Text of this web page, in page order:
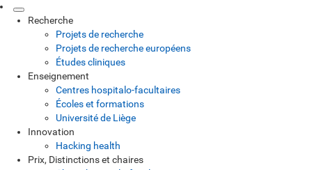
Recherche
Projets de recherche
Projets de recherche européens
Études cliniques
Enseignement
Centres hospitalo-facultaires
Écoles et formations
Université de Liège
Innovation
Hacking health
Prix, Distinctions et chaires